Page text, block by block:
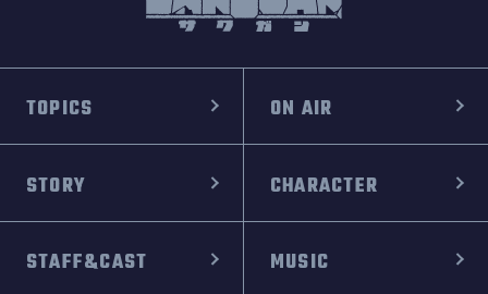
TOPICS ON AIR
STORY CHARACTER
STAFF&CAST MUSIC